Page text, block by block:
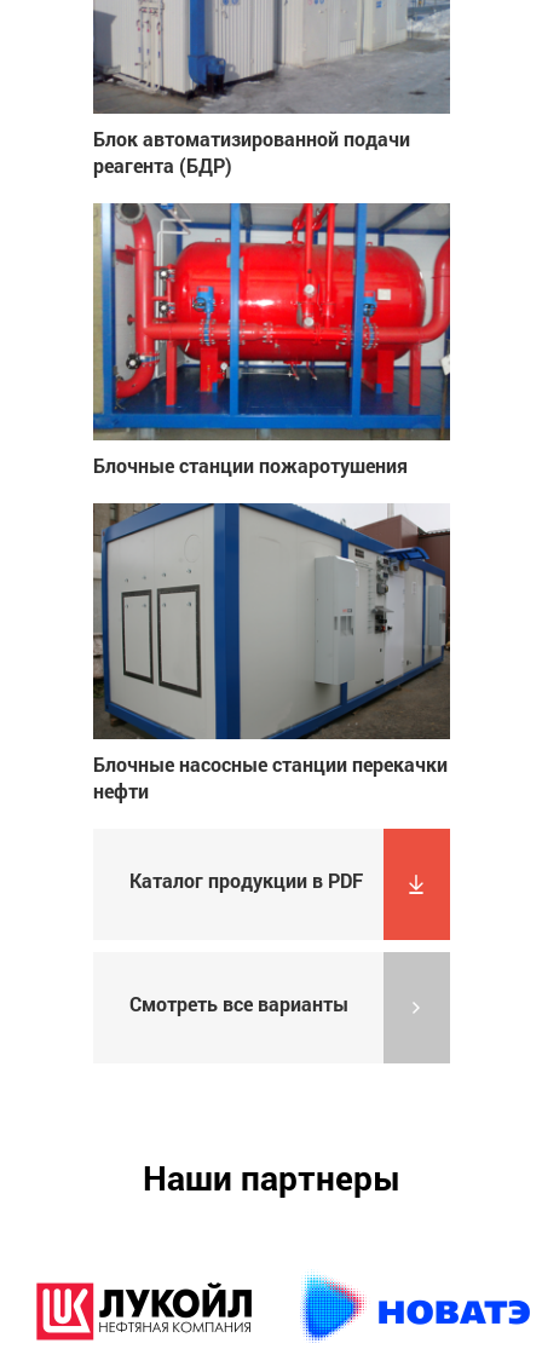
Блок автоматизированной подачи
реагента (БДР)
Блочные станции пожаротушения
Блочные насосные станции перекачки
нефти
Каталог продукции в PDF
Смотреть все варианты
Наши партнеры